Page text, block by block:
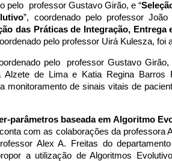
pelo  professor Gustavo Girão, e “
”, coordenado pelo professor
das Práticas de Integração, Entrega
pelo professor Uirá Kulesza, foi
pelo  professor Gustavo
de Lima e Katia Regina Barros
monitoramento de sinais vitais de
parâmetros baseada em Algoritmo
com as colaborações da professora
Alex A. Freitas do
a utilização de Algoritmos